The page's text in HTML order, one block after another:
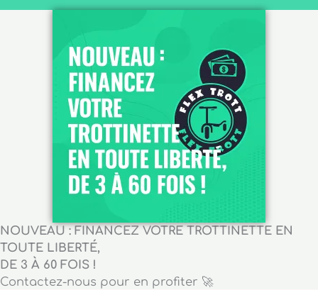
NOUVEAU : FINANCEZ VOTRE TROTTINETTE EN
TOUTE LIBERTÉ,
DE 3 À 60 FOIS !
Contactez-nous pour en profiter 🚀